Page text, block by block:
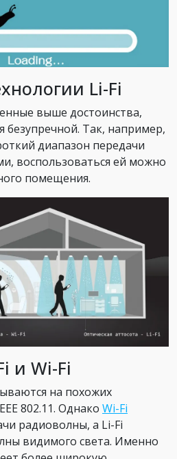
Li-Fi
выше достоинства,
безупречной. Так, например,
диапазон передачи
воспользоваться ей можно
помещения.
и Wi-Fi
на похожих
802.11. Однако Wi-Fi
радиоволны, а Li-Fi
видимого света. Именно